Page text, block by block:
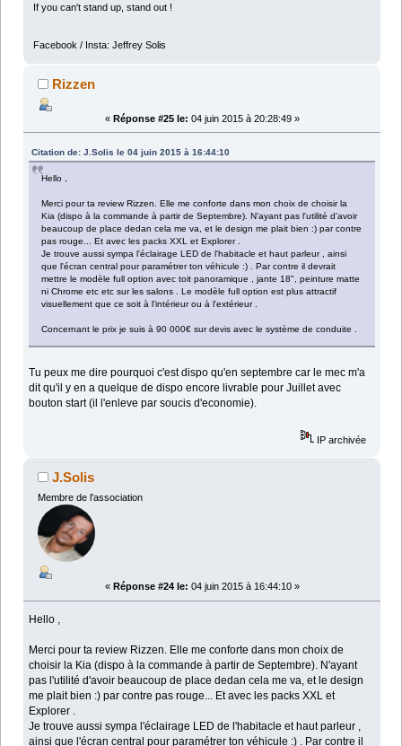
If you can't stand up, stand out !
Facebook / Insta: Jeffrey Solis
Rizzen
« Réponse #25 le: 04 juin 2015 à 20:28:49 »
Citation de: J.Solis le 04 juin 2015 à 16:44:10
Hello ,
Merci pour ta review Rizzen. Elle me conforte dans mon choix de choisir la
Kia (dispo à la commande à partir de Septembre). N'ayant pas l'utilité d'avoir
beaucoup de place dedan cela me va, et le design me plait bien :) par contre
pas rouge... Et avec les packs XXL et Explorer .
Je trouve aussi sympa l'éclairage LED de l'habitacle et haut parleur , ainsi
que l'écran central pour paramétrer ton véhicule :) . Par contre il devrait
mettre le modèle full option avec toit panoramique , jante 18", peinture matte
ni Chrome etc etc sur les salons . Le modèle full option est plus attractif
visuellement que ce soit à l'intérieur ou à l'extérieur .
Concernant le prix je suis à 90 000€ sur devis avec le système de conduite .
Tu peux me dire pourquoi c'est dispo qu'en septembre car le mec m'a
dit qu'il y en a quelque de dispo encore livrable pour Juillet avec
bouton start (il l'enleve par soucis d'economie).
IP archivée
J.Solis
Membre de l'association
« Réponse #24 le: 04 juin 2015 à 16:44:10 »
Hello ,
Merci pour ta review Rizzen. Elle me conforte dans mon choix de
choisir la Kia (dispo à la commande à partir de Septembre). N'ayant
pas l'utilité d'avoir beaucoup de place dedan cela me va, et le design
me plait bien :) par contre pas rouge... Et avec les packs XXL et
Explorer .
Je trouve aussi sympa l'éclairage LED de l'habitacle et haut parleur ,
ainsi que l'écran central pour paramétrer ton véhicule :) . Par contre il